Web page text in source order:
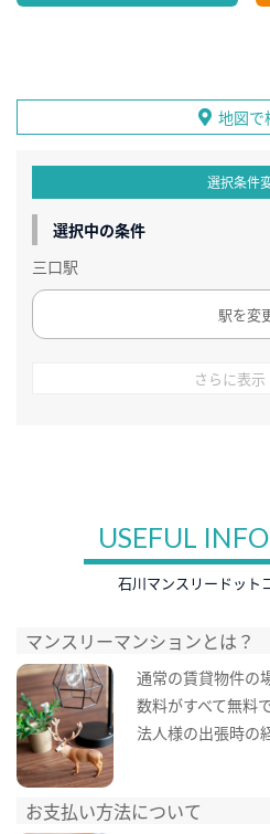
地図で
選択条件
選択中の条件
三口駅
駅を変
さらに表示
USEFUL
石川マンスリードット
マンスリーマンションとは？
通常の賃貸物件の
数料がすべて無料
法人様の出張時の
お支払い方法について